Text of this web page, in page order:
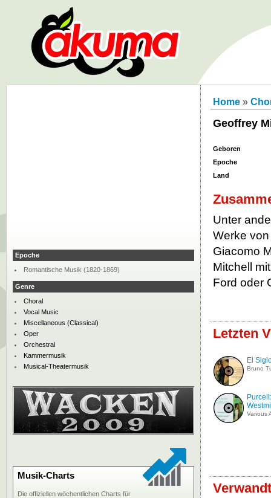
Home »
Geoffrey
Geboren
Epoche
Land
Unter
Werke
Giacomo
Mitchell
Ford oder
Letzten
El
Bruno
Various
Epoche
Romantische Musik (1820-1869)
Genre
Choral
Vocal Music
Miscellaneous (Classical)
Oper
Orchestral
Kammermusik
Musical-Theatermusik
Musik-Charts
Die offiziellen wöchentlichen Charts für